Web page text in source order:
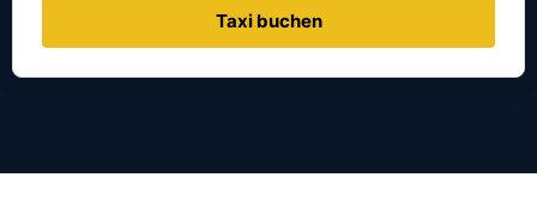
Taxi buchen